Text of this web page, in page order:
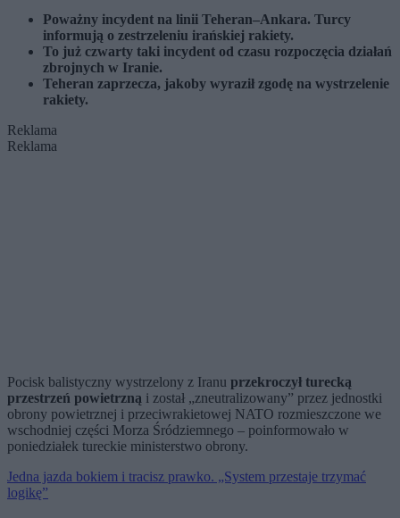
Poważny incydent na linii Teheran–Ankara. Turcy
informują o zestrzeleniu irańskiej rakiety.
To już czwarty taki incydent od czasu rozpoczęcia działań
zbrojnych w Iranie.
Teheran zaprzecza, jakoby wyraził zgodę na wystrzelenie
rakiety.
Reklama
Reklama
Pocisk balistyczny wystrzelony z Iranu przekroczył turecką
przestrzeń powietrzną i został „zneutralizowany” przez jednostki
obrony powietrznej i przeciwrakietowej NATO rozmieszczone we
wschodniej części Morza Śródziemnego – poinformowało w
poniedziałek tureckie ministerstwo obrony.
Jedna jazda bokiem i tracisz prawko. „System przestaje trzymać
logikę”